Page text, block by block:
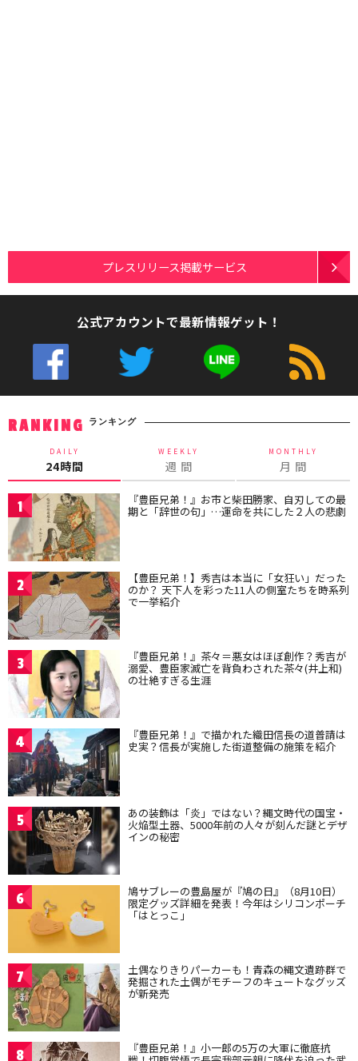
プレスリリース掲載サービス
公式アカウントで最新情報ゲット！
RANKING ランキング
DAILY
24時間
WEEKLY
週 間
MONTHLY
月 間
1 『豊臣兄弟！』お市と柴田勝家、自刃しての最
期と「辞世の句」…運命を共にした２人の悲劇
2 【豊臣兄弟！】秀吉は本当に「女狂い」だった
のか？ 天下人を彩った11人の側室たちを時系列
で一挙紹介
3 『豊臣兄弟！』茶々＝悪女はほぼ創作？秀吉が
溺愛、豊臣家滅亡を背負わされた茶々(井上和)
の壮絶すぎる生涯
4 『豊臣兄弟！』で描かれた織田信長の道普請は
史実？信長が実施した街道整備の施策を紹介
5 あの装飾は「炎」ではない？縄文時代の国宝・
火焔型土器、5000年前の人々が刻んだ謎とデザ
インの秘密
6 鳩サブレーの豊島屋が『鳩の日』（8月10日）
限定グッズ詳細を発表！今年はシリコンポーチ
「はとっこ」
7 土偶なりきりパーカーも！青森の縄文遺跡群で
発掘された土偶がモチーフのキュートなグッズ
が新発売
8 『豊臣兄弟！』小一郎の5万の大軍に徹底抗